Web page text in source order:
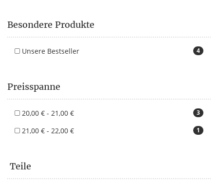
Besondere Produkte
4
Unsere Bestseller
Preisspanne
3
20,00 € - 21,00 €
1
21,00 € - 22,00 €
Teile